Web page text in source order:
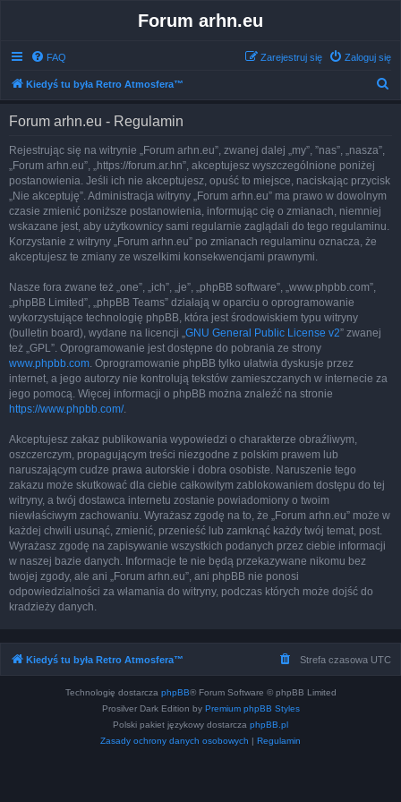
Forum arhn.eu
FAQ Zaloguj się
Zarejestruj się
Kiedyś tu była Retro Atmosfera™
Forum arhn.eu - Regulamin
Rejestrując się na witrynie „Forum arhn.eu”, zwanej dalej „my”, ”nas”, „nasza”,
„Forum arhn.eu”, „https://forum.ar.hn”, akceptujesz wyszczególnione poniżej
postanowienia. Jeśli ich nie akceptujesz, opuść to miejsce, naciskając przycisk
„Nie akceptuję”. Administracja witryny „Forum arhn.eu” ma prawo w dowolnym
czasie zmienić poniższe postanowienia, informując cię o zmianach, niemniej
wskazane jest, aby użytkownicy sami regularnie zaglądali do tego regulaminu.
Korzystanie z witryny „Forum arhn.eu” po zmianach regulaminu oznacza, że
akceptujesz te zmiany ze wszelkimi konsekwencjami prawnymi.
Nasze fora zwane też „one”, „ich”, „je”, „phpBB software”, „www.phpbb.com”,
„phpBB Limited”, „phpBB Teams” działają w oparciu o oprogramowanie
wykorzystujące technologię phpBB, która jest środowiskiem typu witryny
(bulletin board), wydane na licencji „GNU General Public License v2” zwanej
też „GPL”. Oprogramowanie jest dostępne do pobrania ze strony
www.phpbb.com. Oprogramowanie phpBB tylko ułatwia dyskusje przez
internet, a jego autorzy nie kontrolują tekstów zamieszczanych w internecie za
jego pomocą. Więcej informacji o phpBB można znaleźć na stronie
https://www.phpbb.com/.
Akceptujesz zakaz publikowania wypowiedzi o charakterze obraźliwym,
oszczerczym, propagującym treści niezgodne z polskim prawem lub
naruszającym cudze prawa autorskie i dobra osobiste. Naruszenie tego
zakazu może skutkować dla ciebie całkowitym zablokowaniem dostępu do tej
witryny, a twój dostawca internetu zostanie powiadomiony o twoim
niewłaściwym zachowaniu. Wyrażasz zgodę na to, że „Forum arhn.eu” może w
każdej chwili usunąć, zmienić, przenieść lub zamknąć każdy twój temat, post.
Wyrażasz zgodę na zapisywanie wszystkich podanych przez ciebie informacji
w naszej bazie danych. Informacje te nie będą przekazywane nikomu bez
twojej zgody, ale ani „Forum arhn.eu”, ani phpBB nie ponosi
odpowiedzialności za włamania do witryny, podczas których może dojść do
kradzieży danych.
Kiedyś tu była Retro Atmosfera™ Strefa czasowa UTC
Technologię dostarcza phpBB® Forum Software © phpBB Limited
Prosilver Dark Edition by Premium phpBB Styles
Polski pakiet językowy dostarcza phpBB.pl
Zasady ochrony danych osobowych | Regulamin